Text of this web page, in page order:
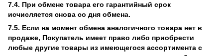
7.4. При обмене товара его гарантийный срок
исчисляется снова со дня обмена.
7.5. Если на момент обмена аналогичного товара нет в
продаже, Покупатель имеет право либо приобрести
любые другие товары из имеющегося ассортимента с